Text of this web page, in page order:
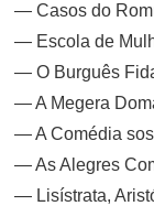
— Casos do
— Escola de
— O Burguês
— A Megera
— A Comédia
— As Alegres
— Lisístrata,